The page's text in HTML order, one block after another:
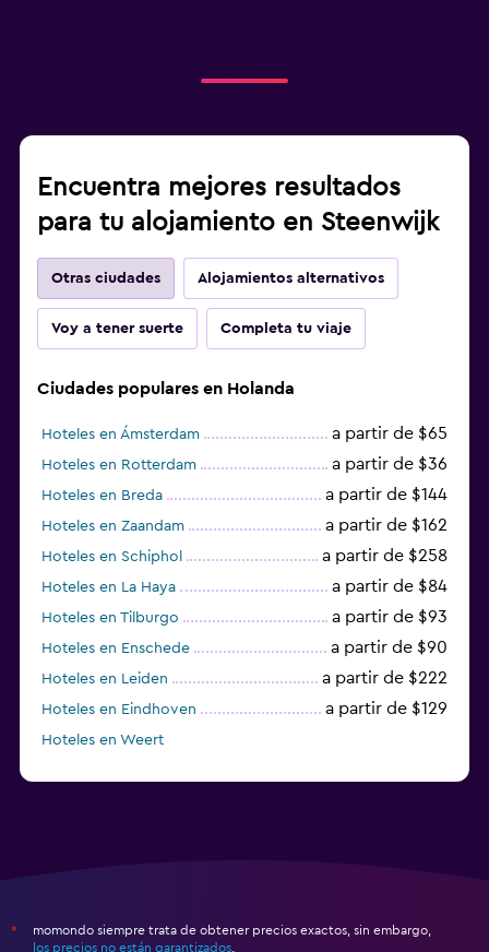
Encuentra mejores resultados
para tu alojamiento en Steenwijk
Otras ciudades Alojamientos alternativos
Voy a tener suerte Completa tu viaje
Ciudades populares en Holanda
Hoteles en Ámsterdam a partir de $65
Hoteles en Rotterdam a partir de $36
Hoteles en Breda a partir de $144
Hoteles en Zaandam a partir de $162
Hoteles en Schiphol a partir de $258
Hoteles en La Haya a partir de $84
Hoteles en Tilburgo a partir de $93
Hoteles en Enschede a partir de $90
Hoteles en Leiden a partir de $222
Hoteles en Eindhoven a partir de $129
Hoteles en Weert
*
momondo siempre trata de obtener precios exactos, sin embargo,
los precios no están garantizados